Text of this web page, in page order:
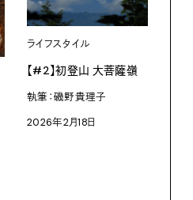
ライフスタイル
【#2】初登山 大菩薩嶺
執筆：磯野貴理子
2026年2月18日